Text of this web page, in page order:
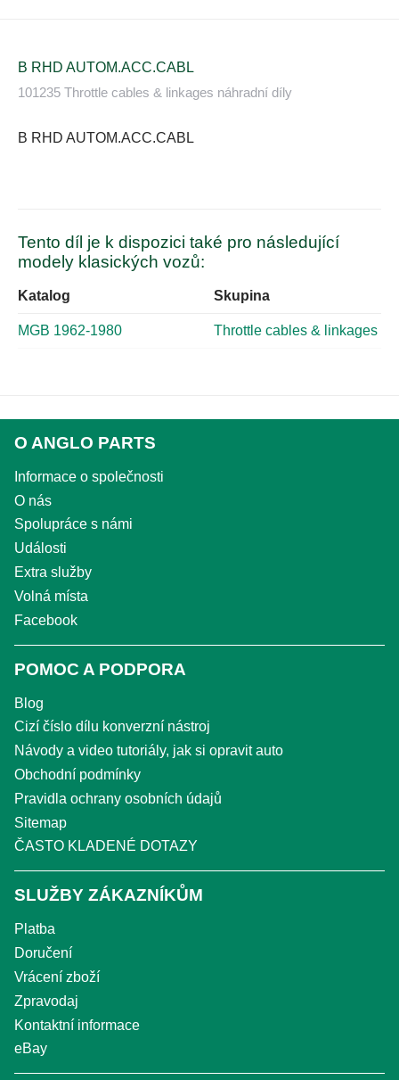
B RHD AUTOM.ACC.CABL
101235 Throttle cables & linkages náhradní díly
B RHD AUTOM.ACC.CABL
Tento díl je k dispozici také pro následující
modely klasických vozů:
Katalog Skupina
MGB 1962-1980 Throttle cables & linkages
O ANGLO PARTS
Informace o společnosti
O nás
Spolupráce s námi
Události
Extra služby
Volná místa
Facebook
POMOC A PODPORA
Blog
Cizí číslo dílu konverzní nástroj
Návody a video tutoriály, jak si opravit auto
Obchodní podmínky
Pravidla ochrany osobních údajů
Sitemap
ČASTO KLADENÉ DOTAZY
SLUŽBY ZÁKAZNÍKŮM
Platba
Doručení
Vrácení zboží
Zpravodaj
Kontaktní informace
eBay